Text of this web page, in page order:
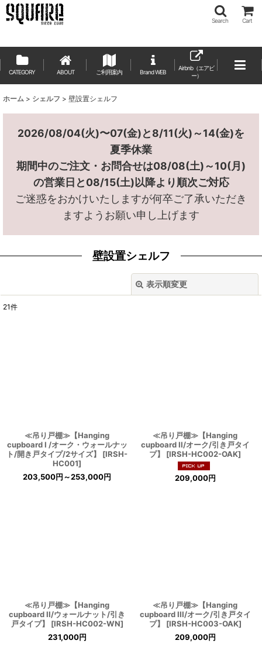
Search Cart
CATEGORY ABOUT ご利用案内
Airbnb（エアビ
ー）
ホーム > シェルフ > 壁設置シェルフ
2026/08/04(火)〜07(金)と8/11(火)～14(金)を
夏季休業
期間中のご注文・お問合せは08/08(土)～10(月)
の営業日と08/15(土)以降より順次ご対応
ご迷惑をおかけいたしますが何卒ご了承いただき
ますようお願い申し上げます
壁設置シェルフ
表示順変更
21件
≪吊り戸棚≫【Hanging
cupboard I /オーク・ウォールナッ
ト/開き戸タイプ/2サイズ】
[IRSH-
HC001]
203,500円～253,000円
≪吊り戸棚≫【Hanging
cupboard II/オーク/引き戸タイ
プ】
[IRSH-HC002-OAK]
209,000円
≪吊り戸棚≫【Hanging
cupboard II/ウォールナット/引き
戸タイプ】
[IRSH-HC002-WN]
231,000円
≪吊り戸棚≫【Hanging
cupboard III/オーク/引き戸タイ
プ】
[IRSH-HC003-OAK]
209,000円